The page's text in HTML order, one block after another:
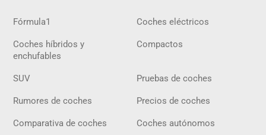
Fórmula1 Coches eléctricos
Coches híbridos y
enchufables
Compactos
SUV Pruebas de coches
Rumores de coches Precios de coches
Comparativa de coches Coches autónomos